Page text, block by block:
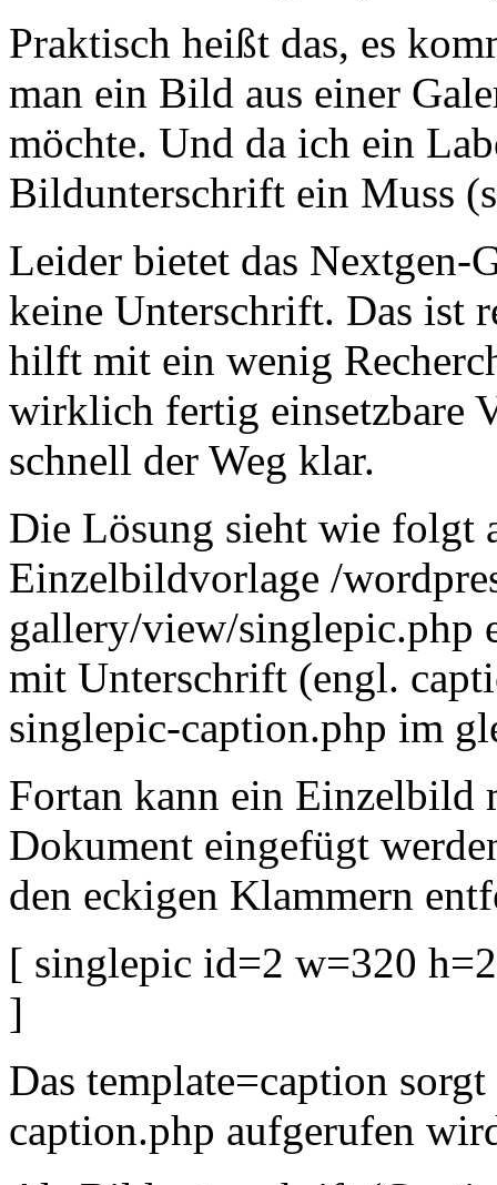
Praktisch heißt das, es
man ein Bild aus einer
möchte. Und da ich ein
Bildunterschrift ein Muss
Leider bietet das
keine Unterschrift. Das ist
hilft mit ein wenig
wirklich fertig einsetzbare
schnell der Weg klar.
Die Lösung sieht wie folgt
Einzelbildvorlage /
gallery/view/singlepic.php
mit Unterschrift (engl.
singlepic-caption.php im
Fortan kann ein
Dokument eingefügt
den eckigen Klammern
[ singlepic id=2 w=320
]
Das template=caption
caption.php aufgerufen